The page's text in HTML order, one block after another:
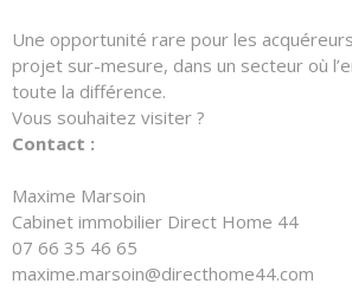
Une opportunité rare pour les
projet sur-mesure, dans un secteur où
toute la différence.
Vous souhaitez visiter ?
Contact :
Maxime Marsoin
Cabinet immobilier Direct Home 44
07 66 35 46 65
maxime.marsoin@directhome44.com